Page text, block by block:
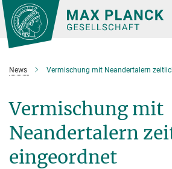
Hauptinhalt
News Vermischung mit Neandertalern
Vermischung mit
Neandertalern
eingeordnet